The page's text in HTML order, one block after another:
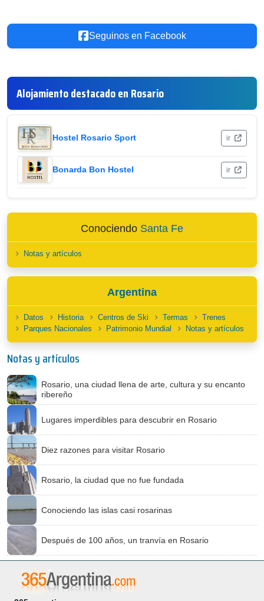
Seguinos en Facebook
Alojamiento destacado en Rosario
Hostel Rosario Sport ir
Bonarda Bon Hostel ir
Conociendo Santa Fe
Notas y artículos
Argentina
Datos Historia Centros de Ski Termas
Trenes
Parques Nacionales
Patrimonio Mundial Notas y artículos
Notas y artículos
Rosario, una ciudad llena de arte, cultura y su encanto
ribereño
Lugares imperdibles para descubrir en Rosario
Diez razones para visitar Rosario
Rosario, la ciudad que no fue fundada
Conociendo las islas casi rosarinas
Después de 100 años, un tranvía en Rosario